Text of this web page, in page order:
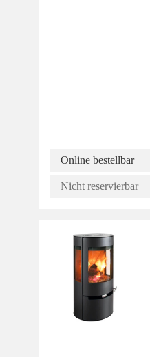
Online bestellbar
Nicht reservierbar